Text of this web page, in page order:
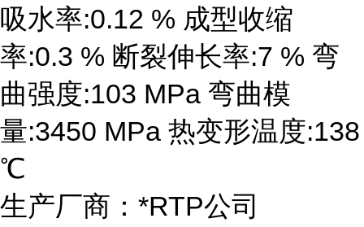
吸水率:0.12 % 成型收缩
率:0.3 % 断裂伸长率:7 % 弯
曲强度:103 MPa 弯曲模
量:3450 MPa 热变形温度:138
℃
生产厂商：*RTP公司